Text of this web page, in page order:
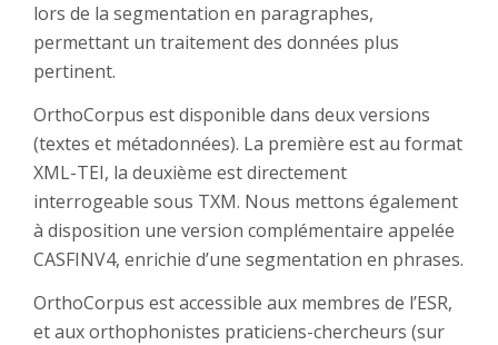
lors de la segmentation en paragraphes,
permettant un traitement des données plus
pertinent.
OrthoCorpus est disponible dans deux versions
(textes et métadonnées). La première est au format
XML-TEI, la deuxième est directement
interrogeable sous TXM. Nous mettons également
à disposition une version complémentaire appelée
CASFINV4, enrichie d’une segmentation en phrases.
OrthoCorpus est accessible aux membres de l’ESR,
et aux orthophonistes praticiens-chercheurs (sur